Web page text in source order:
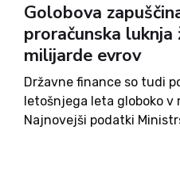
Golobova
proračunska
milijarde evrov
Državne finance so tudi
letošnjega leta globoko v
Najnovejši podatki